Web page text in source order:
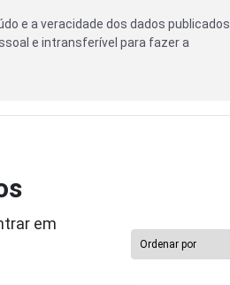
e a veracidade dos dados publicados
e intransferível para fazer a
em